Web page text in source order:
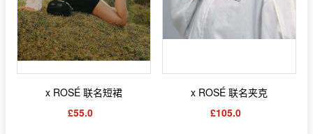
x ROSÉ 联名短裙
£55.0
x ROSÉ 联名夹克
£105.0